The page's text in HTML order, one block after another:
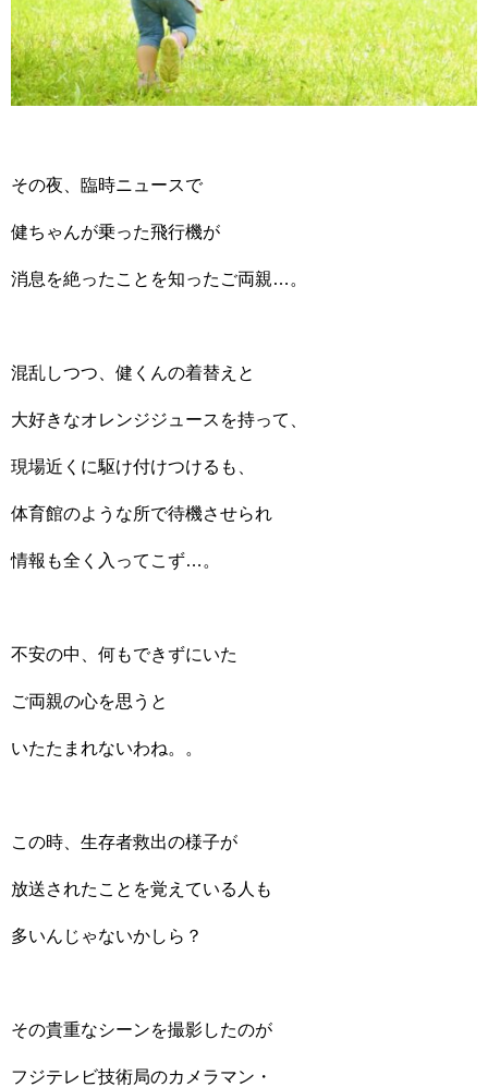
その夜、臨時ニュースで
健ちゃんが乗った飛行機が
消息を絶ったことを知ったご両親…。
混乱しつつ、健くんの着替えと
大好きなオレンジジュースを持って、
現場近くに駆け付けつけるも、
体育館のような所で待機させられ
情報も全く入ってこず…。
不安の中、何もできずにいた
ご両親の心を思うと
いたたまれないわね。。
この時、生存者救出の様子が
放送されたことを覚えている人も
多いんじゃないかしら？
その貴重なシーンを撮影したのが
フジテレビ技術局のカメラマン・